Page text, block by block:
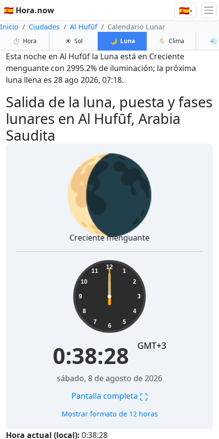
🇪🇸 Hora.now 🇪🇸▾
Inicio Ciudades Al Hufūf Calendario Lunar
⏱️ Hora ☀️ Sol 🌙 Luna 🌦️ Clima 💨
Salida de la luna, puesta y fases
lunares en Al Hufūf, Arabia
Saudita
Esta noche en Al Hufūf la Luna está en Creciente
menguante con 2995.2% de iluminación; la próxima
luna llena es 28 ago 2026, 07:18.
🌘
Creciente menguante
12
1
2
3
4
5
6
7
8
9
10
11
0:38:28 GMT+3
sábado, 8 de agosto de 2026
Pantalla completa ⛶
Mostrar formato de 12 horas
Hora actual (local): 0:38:28